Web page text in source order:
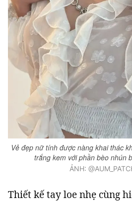
Vẻ đẹp nữ tính được nàng khai thác
trắng kem với phần bèo nhún
ẢNH:
Thiết kế tay loe nhẹ cùng